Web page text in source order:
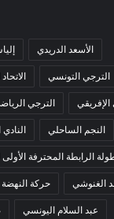
الأسعد الدريدي
الترجي التونسي
الترجي الإفريقي
النجم الساحلي
الرابطة المحترفة
حركة النهضة الغنوشي
عبد السلام اليونسي